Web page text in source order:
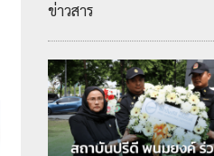
ข่าวสาร